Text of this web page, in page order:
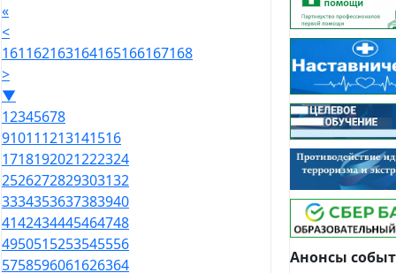
«
<
161162163164165166167168
>
▼
12345678
910111213141516
1718192021222324
2526272829303132
3334353637383940
4142434445464748
4950515253545556
5758596061626364
Анонсы